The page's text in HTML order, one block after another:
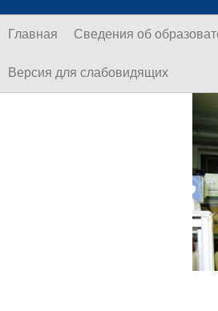
Главная Сведения об
Версия для слабовидящих